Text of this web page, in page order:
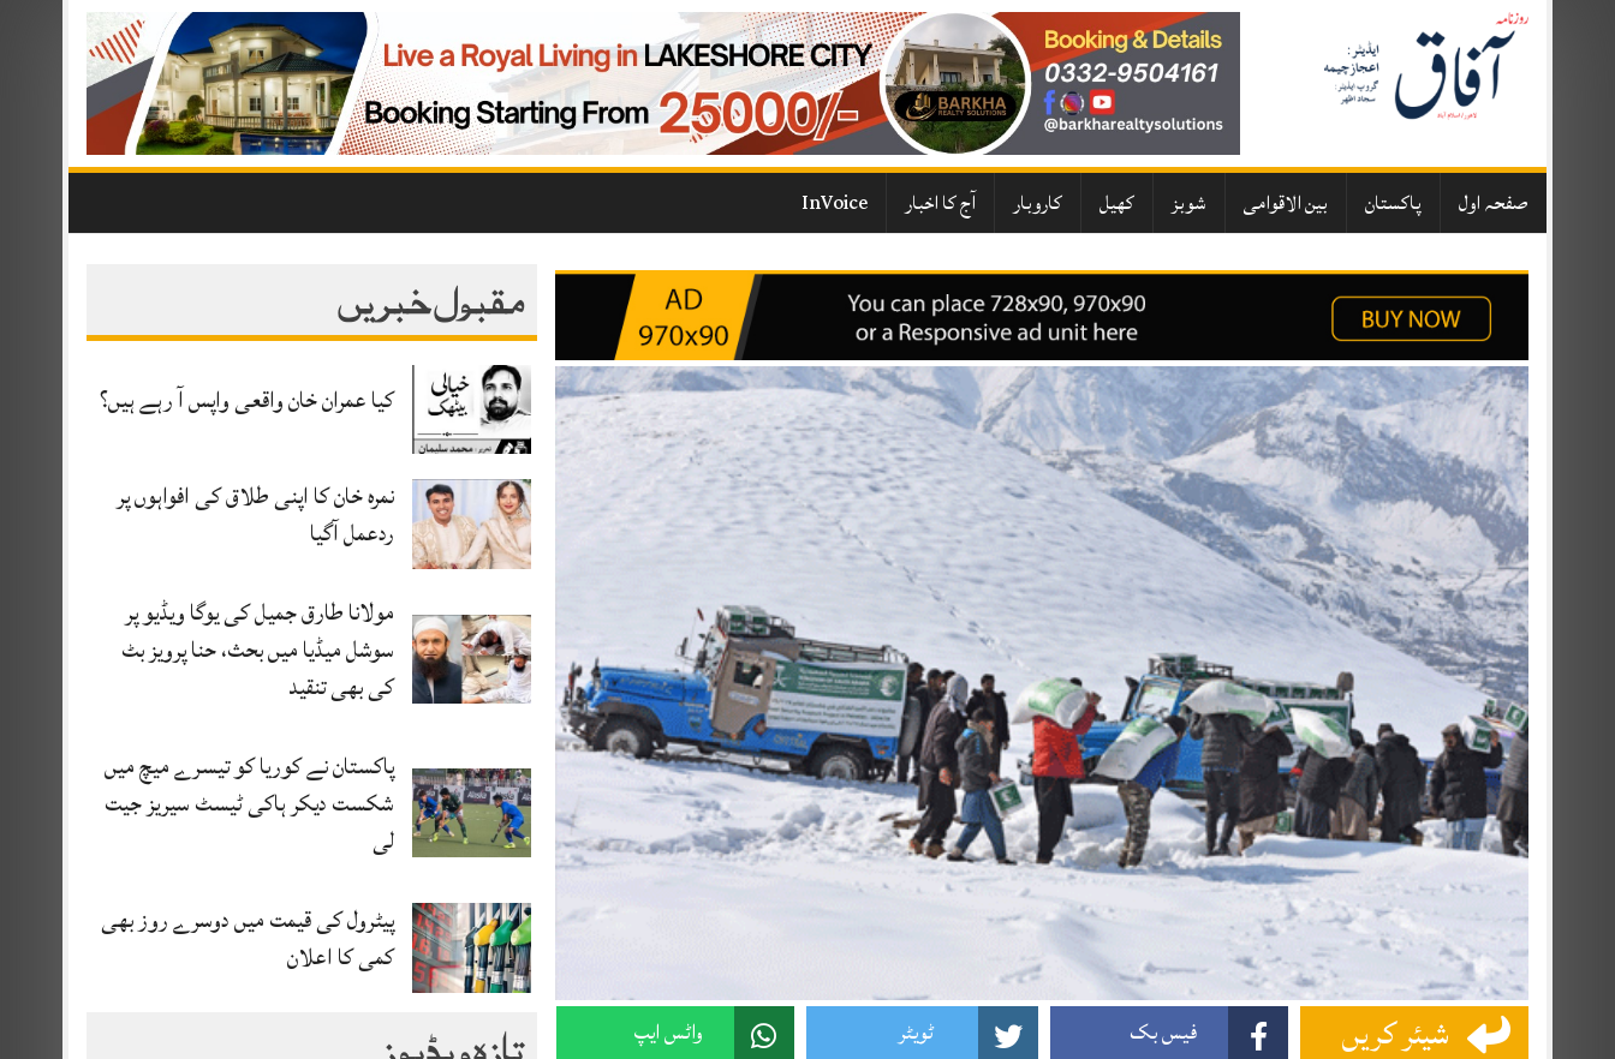
to
content
صفحہ اول پاکستان بین الاقوامی شوبز کھیل کاروبار آج کا اخبار InVoice
مقبول خبریں
کیا عمران خان واقعی واپس آ رہے ہیں؟
نمرہ خان کا اپنی طلاق کی افواہوں پر
ردعمل آگیا
مولانا طارق جمیل کی یوگا ویڈیو پر
سوشل میڈیا میں بحث، حنا پرویز بٹ
کی بھی تنقید
پاکستان نے کوریا کو تیسرے میچ میں
شکست دیکر ہاکی ٹیسٹ سیریز جیت
لی
پیٹرول کی قیمت میں دوسرے روز بھی
کمی کا اعلان
تازہ ویڈیوز شیئر کریں فیس بک ٹویٹر واٹس ایپ